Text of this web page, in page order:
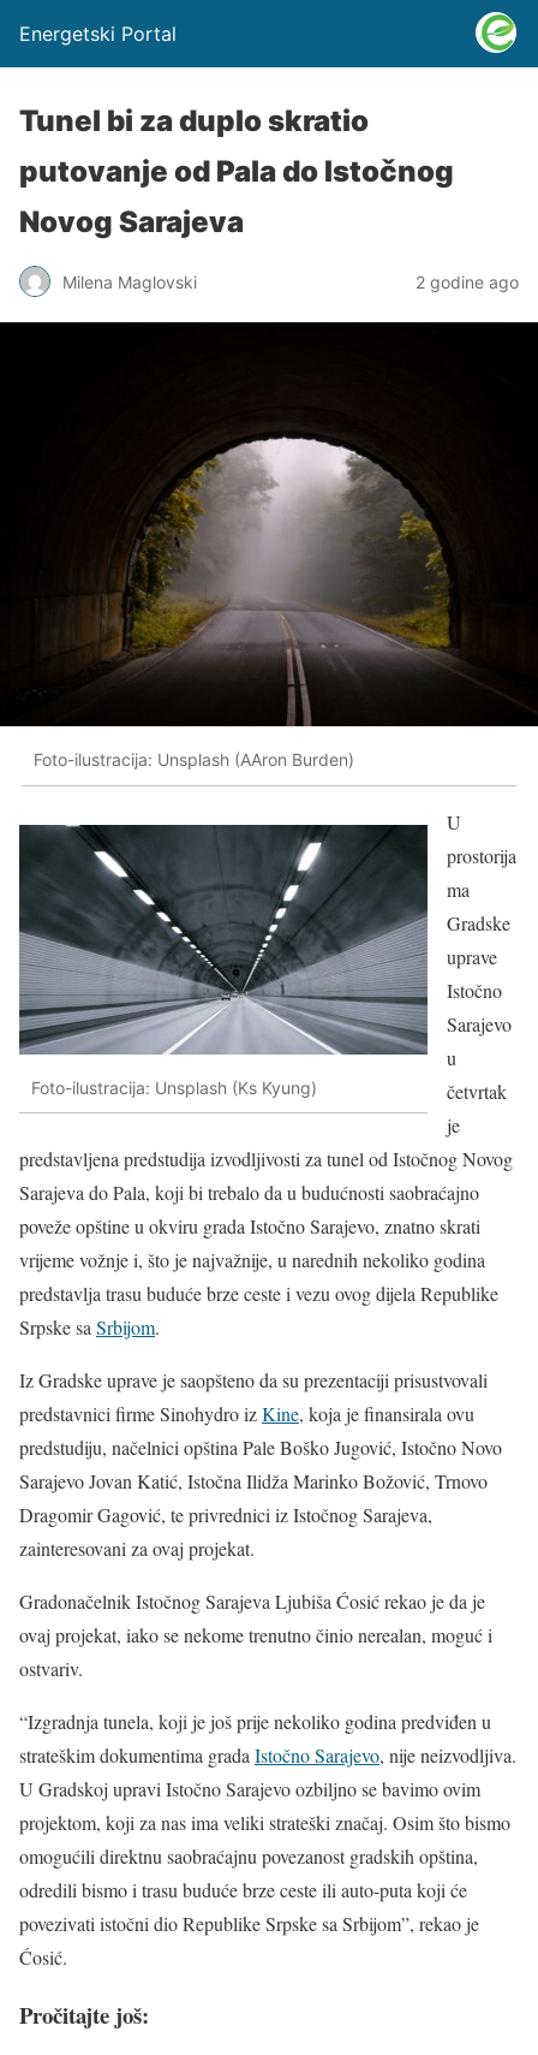
Energetski Portal
Tunel bi za duplo skratio
putovanje od Pala do Istočnog
Novog Sarajeva
Milena Maglovski 2 godine ago
Foto-ilustracija: Unsplash (AAron Burden)
Foto-ilustracija: Unsplash (Ks Kyung)
U
prostorija
ma
Gradske
uprave
Istočno
Sarajevo
u
četvrtak
je
predstavljena predstudija izvodljivosti za tunel od Istočnog Novog
Sarajeva do Pala, koji bi trebalo da u budućnosti saobraćajno
poveže opštine u okviru grada Istočno Sarajevo, znatno skrati
vrijeme vožnje i, što je najvažnije, u narednih nekoliko godina
predstavlja trasu buduće brze ceste i vezu ovog dijela Republike
Srpske sa Srbijom.
Iz Gradske uprave je saopšteno da su prezentaciji prisustvovali
predstavnici firme Sinohydro izKine, koja je finansirala ovu
predstudiju, načelnici opština Pale Boško Jugović, Istočno Novo
Sarajevo Jovan Katić, Istočna Ilidža Marinko Božović, Trnovo
Dragomir Gagović, te privrednici iz Istočnog Sarajeva,
zainteresovani za ovaj projekat.
Gradonačelnik Istočnog Sarajeva Ljubiša Ćosić rekao je da je
ovaj projekat, iako se nekome trenutno činio nerealan, moguć i
ostvariv.
“Izgradnja tunela, koji je još prije nekoliko godina predviđen u
strateškim dokumentima grada Istočno Sarajevo, nije neizvodljiva.
U Gradskoj upravi Istočno Sarajevo ozbiljno se bavimo ovim
projektom, koji za nas ima veliki strateški značaj. Osim što bismo
omogućili direktnu saobraćajnu povezanost gradskih opština,
odredili bismo i trasu buduće brze ceste ili auto-puta koji će
povezivati istočni dio Republike Srpske sa Srbijom”, rekao je
Ćosić.
Pročitajte još: